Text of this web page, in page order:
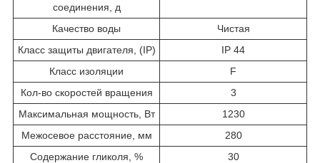
соединения, д
Качество воды
Чистая
Класс защиты двигателя, (IP)
IP 44
Класс изоляции
F
Кол-во скоростей вращения
3
Максимальная мощность, Вт
1230
Межосевое расстояние, мм
280
Содержание гликоля, %
30